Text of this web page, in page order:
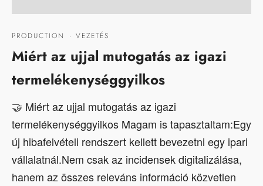
PRODUCTION · VEZETÉS
Miért az ujjal mutogatás az igazi
termelékenységgyilkos
🤝 Miért az ujjal mutogatás az igazi
termelékenységgyilkos Magam is tapasztaltam:Egy
új hibafelvételi rendszert kellett bevezetni egy ipari
vállalatnál.Nem csak az incidensek digitalizálása,
hanem az összes releváns információ közvetlen